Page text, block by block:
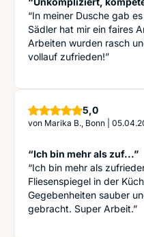
“In meiner Dusche gab
Sädler hat mir ein faires
Arbeiten wurden rasch
vollauf zufrieden!”
5,0Sterne
von Marika B., Bonn
“Ich bin mehr als zuf...”
“Ich bin mehr als
Fliesenspiegel in der
Gegebenheiten sauber
gebracht. Super Arbeit.”